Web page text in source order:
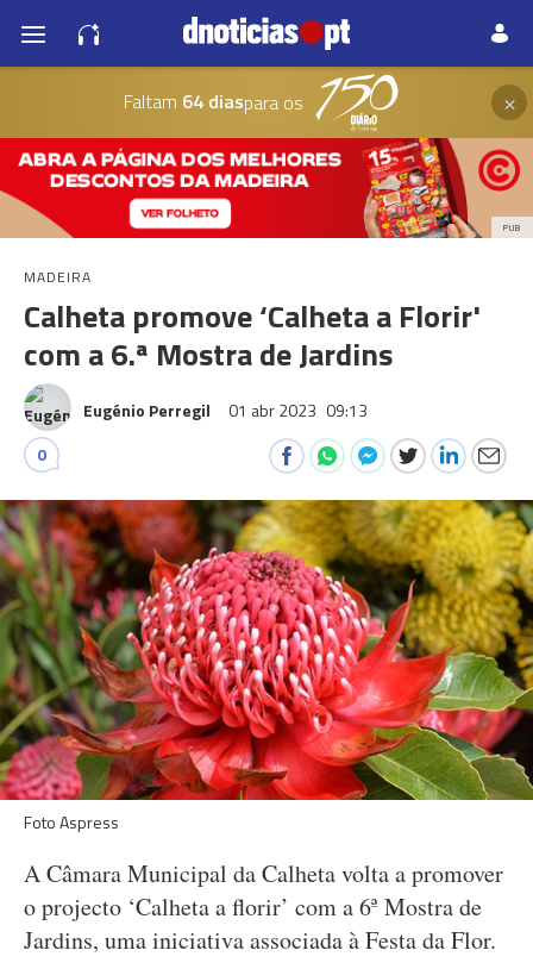
Faltam 64 diaspara os ×
PUB
MADEIRA
Calheta promove ‘Calheta a Florir'
com a 6.ª Mostra de Jardins
Eugénio Perregil 01 abr 2023 09:13
0
Foto Aspress
A Câmara Municipal da Calheta volta a promover
o projecto ‘Calheta a florir’ com a 6ª Mostra de
Jardins, uma iniciativa associada à Festa da Flor.